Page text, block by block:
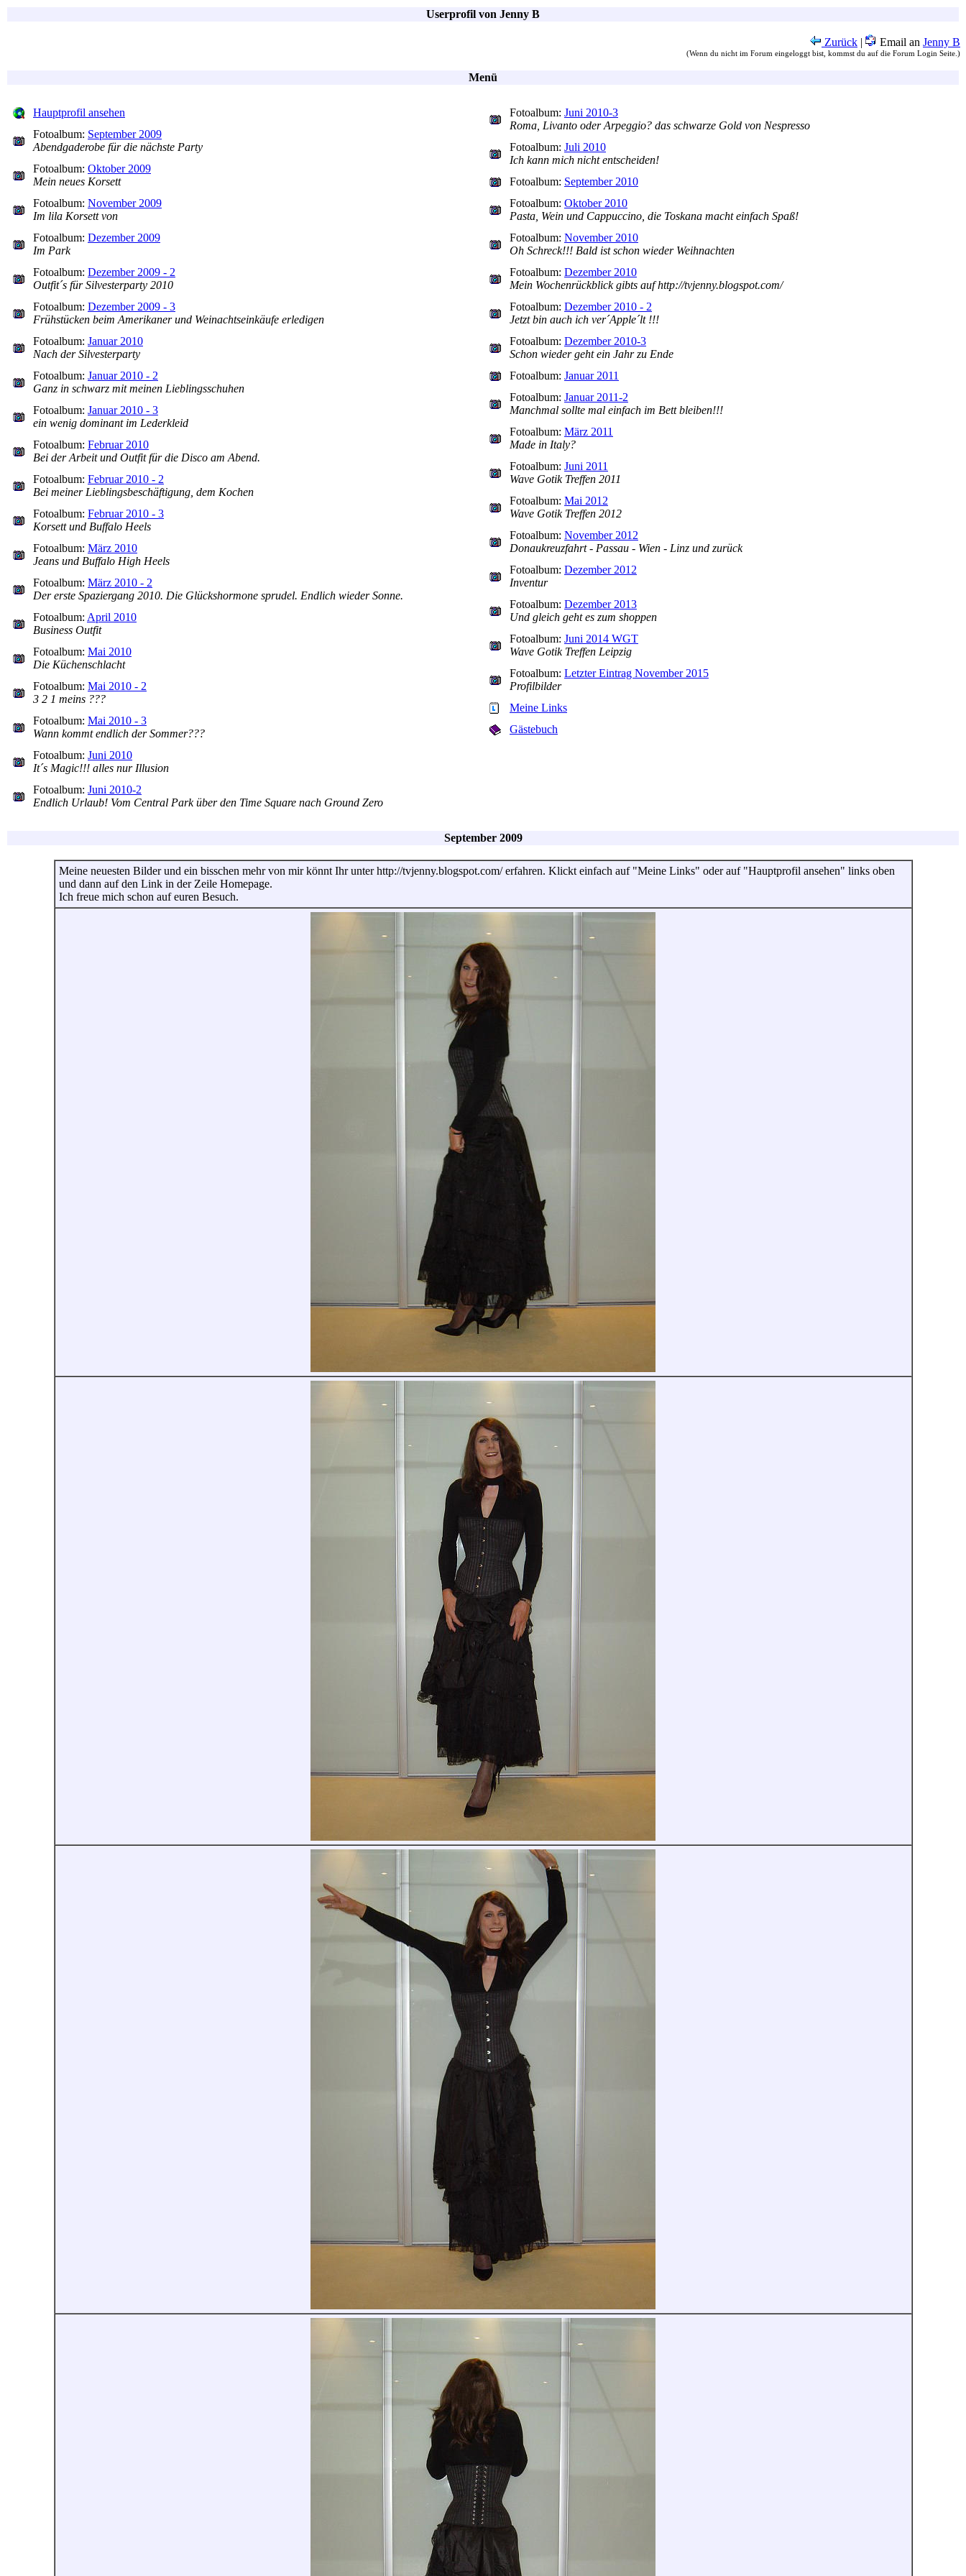
Userprofil von Jenny B
Zurück | Email an Jenny B
(Wenn du nicht im Forum eingeloggt bist, kommst du auf die Forum Login Seite.)
Menü
Hauptprofil ansehen
Fotoalbum: September 2009
Abendgaderobe für die nächste Party
Fotoalbum: Oktober 2009
Mein neues Korsett
Fotoalbum: November 2009
Im lila Korsett von
Fotoalbum: Dezember 2009
Im Park
Fotoalbum: Dezember 2009 - 2
Outfit´s für Silvesterparty 2010
Fotoalbum: Dezember 2009 - 3
Frühstücken beim Amerikaner und Weinachtseinkäufe erledigen
Fotoalbum: Januar 2010
Nach der Silvesterparty
Fotoalbum: Januar 2010 - 2
Ganz in schwarz mit meinen Lieblingsschuhen
Fotoalbum: Januar 2010 - 3
ein wenig dominant im Lederkleid
Fotoalbum: Februar 2010
Bei der Arbeit und Outfit für die Disco am Abend.
Fotoalbum: Februar 2010 - 2
Bei meiner Lieblingsbeschäftigung, dem Kochen
Fotoalbum: Februar 2010 - 3
Korsett und Buffalo Heels
Fotoalbum: März 2010
Jeans und Buffalo High Heels
Fotoalbum: März 2010 - 2
Der erste Spaziergang 2010. Die Glückshormone sprudel. Endlich wieder Sonne.
Fotoalbum: April 2010
Business Outfit
Fotoalbum: Mai 2010
Die Küchenschlacht
Fotoalbum: Mai 2010 - 2
3 2 1 meins ???
Fotoalbum: Mai 2010 - 3
Wann kommt endlich der Sommer???
Fotoalbum: Juni 2010
It´s Magic!!! alles nur Illusion
Fotoalbum: Juni 2010-2
Endlich Urlaub! Vom Central Park über den Time Square nach Ground Zero
Fotoalbum: Juni 2010-3
Roma, Livanto oder Arpeggio? das schwarze Gold von Nespresso
Fotoalbum: Juli 2010
Ich kann mich nicht entscheiden!
Fotoalbum: September 2010
Fotoalbum: Oktober 2010
Pasta, Wein und Cappuccino, die Toskana macht einfach Spaß!
Fotoalbum: November 2010
Oh Schreck!!! Bald ist schon wieder Weihnachten
Fotoalbum: Dezember 2010
Mein Wochenrückblick gibts auf http://tvjenny.blogspot.com/
Fotoalbum: Dezember 2010 - 2
Jetzt bin auch ich ver´Apple´lt !!!
Fotoalbum: Dezember 2010-3
Schon wieder geht ein Jahr zu Ende
Fotoalbum: Januar 2011
Fotoalbum: Januar 2011-2
Manchmal sollte mal einfach im Bett bleiben!!!
Fotoalbum: März 2011
Made in Italy?
Fotoalbum: Juni 2011
Wave Gotik Treffen 2011
Fotoalbum: Mai 2012
Wave Gotik Treffen 2012
Fotoalbum: November 2012
Donaukreuzfahrt - Passau - Wien - Linz und zurück
Fotoalbum: Dezember 2012
Inventur
Fotoalbum: Dezember 2013
Und gleich geht es zum shoppen
Fotoalbum: Juni 2014 WGT
Wave Gotik Treffen Leipzig
Fotoalbum: Letzter Eintrag November 2015
Profilbilder
Meine Links
Gästebuch
September 2009
Meine neuesten Bilder und ein bisschen mehr von mir könnt Ihr unter http://tvjenny.blogspot.com/ erfahren. Klickt einfach auf "Meine Links" oder auf "Hauptprofil ansehen" links oben
und dann auf den Link in der Zeile Homepage.
Ich freue mich schon auf euren Besuch.